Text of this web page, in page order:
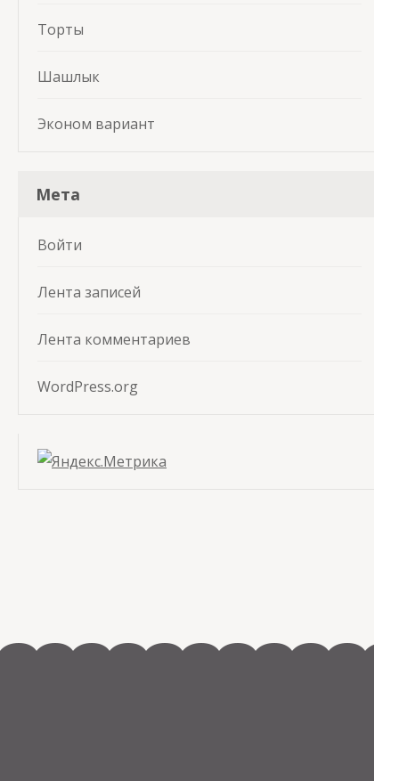
Торты
Шашлык
Эконом вариант
Мета
Войти
Лента записей
Лента комментариев
WordPress.org